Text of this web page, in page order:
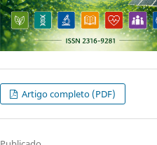
Artigo completo (PDF)